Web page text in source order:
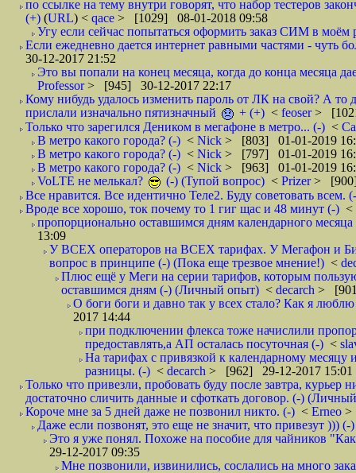
по ссылке на тему внутри говорят, что набор тестеров
(+) (URL) < qace > [1029] 08-01-2018 09:58
Угу если сейчас попытаться оформить заказ СИМ в моём
Если ежедневно дается интернет равными частями - чуть
30-12-2017 21:52
Это вы попали на конец месяца, когда до конца месяца
Professor> [945] 30-12-2017 22:17
Кому нибудь удалось изменить пароль от ЛК на свой? А то
прислали изначально пятизначный
+ (+) < feoser>
Только что зарегился Деником в мегафоне в метро... (-) <
В метро какого города? (-) < Nick > [803] 01-01-2019
В метро какого города? (-) < Nick > [797] 01-01-2019
В метро какого города? (-) < Nick > [963] 01-01-2019
VoLTE не мелькал?
(-) (Тупой вопрос) < Prizer>
Все нравится. Все идентично Теле2. Буду советовать всем.
Вроде все хорошо, ток почему то 1 гиг щас и 48 минут (-) <
пропорционально оставшимся дням календарного
13:09
У ВСЕХ операторов на ВСЕХ тарифах. У Мегафон и Би
вопрос в принципе (-) (Пока еще трезвое мнение!) <
Плюс ещё у Меги на серии тарифов, которым
оставшимся дням (-) (Личный опыт) < decarch >
О боги боги и давно так у всех стало? Как я
2017 14:44
при подключении флекса тоже начислили
предоставлять,а АП осталась посуточная (-) <
На тарифах с привязкой к календарному
разницы. (-) < decarch > [962] 29-12-2017 15:01
Только что привезли, пробовать буду после завтра,
достаточно сличить данные и сфоткать договор. (-)
Короче мне за 5 дней даже не позвонил никто. (-) < Erneo >
Даже если позвонят, это еще не значит, что привезут ))) (-)
Это я уже понял. Похоже на пособие для чайников
29-12-2017 09:35
Мне позвонили, извинились, сослались на много